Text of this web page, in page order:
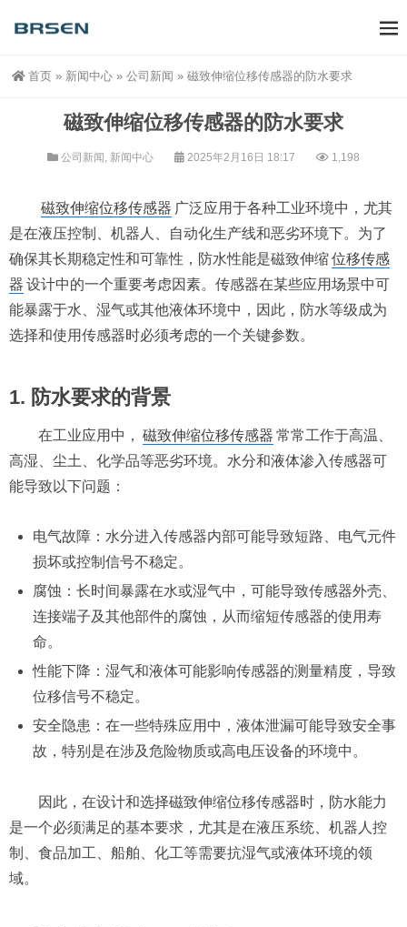
首页 » 新闻中心 » 公司新闻 » 磁致伸缩位移传感器的防水要求
磁致伸缩位移传感器的防水要求
公司新闻 , 新闻中心 2025年2月16日 18:17 1,198
磁致伸缩位移传感器 广泛应用于各种工业环境中，尤其
是在液压控制、机器人、自动化生产线和恶劣环境下。为了
确保其长期稳定性和可靠性，防水性能是磁致伸缩位移传感
器 设计中的一个重要考虑因素。传感器在某些应用场景中可
能暴露于水、湿气或其他液体环境中，因此，防水等级成为
选择和使用传感器时必须考虑的一个关键参数。
1. 防水要求的背景
在工业应用中， 磁致伸缩位移传感器 常常工作于高温、
高湿、尘土、化学品等恶劣环境。水分和液体渗入传感器可
能导致以下问题：
电气故障：水分进入传感器内部可能导致短路、电气元件
损坏或控制信号不稳定。
腐蚀：长时间暴露在水或湿气中，可能导致传感器外壳、
连接端子及其他部件的腐蚀，从而缩短传感器的使用寿
命。
性能下降：湿气和液体可能影响传感器的测量精度，导致
位移信号不稳定。
安全隐患：在一些特殊应用中，液体泄漏可能导致安全事
故，特别是在涉及危险物质或高电压设备的环境中。
因此，在设计和选择磁致伸缩位移传感器时，防水能力
是一个必须满足的基本要求，尤其是在液压系统、机器人控
制、食品加工、船舶、化工等需要抗湿气或液体环境的领
域。